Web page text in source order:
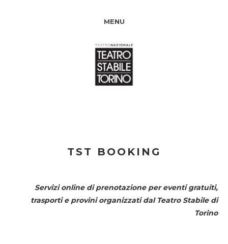
MENU
TST BOOKING
Servizi online di prenotazione per eventi gratuiti,
trasporti e provini organizzati dal Teatro Stabile di
Torino